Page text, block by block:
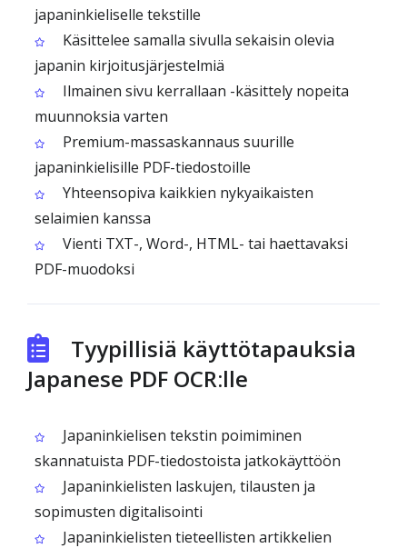
japaninkieliselle tekstille
Käsittelee samalla sivulla sekaisin olevia
japanin kirjoitusjärjestelmiä
Ilmainen sivu kerrallaan -käsittely nopeita
muunnoksia varten
Premium-massaskannaus suurille
japaninkielisille PDF-tiedostoille
Yhteensopiva kaikkien nykyaikaisten
selaimien kanssa
Vienti TXT-, Word-, HTML- tai haettavaksi
PDF-muodoksi
Tyypillisiä käyttötapauksia
Japanese PDF OCR:lle
Japaninkielisen tekstin poimiminen
skannatuista PDF-tiedostoista jatkokäyttöön
Japaninkielisten laskujen, tilausten ja
sopimusten digitalisointi
Japaninkielisten tieteellisten artikkelien